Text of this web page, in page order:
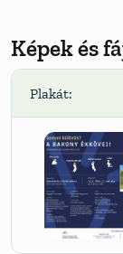
Képek és
Plakát: